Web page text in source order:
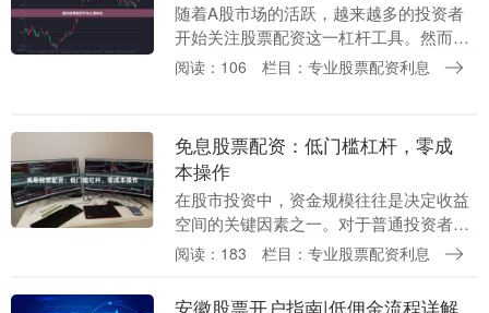
随着A股市场的活跃，越来越多的投资者
开始关注股票配资这一杠杆工具。然而炒
股杠杆配资，面对市场上数量众多的配资
阅读：106 栏目：专业股票配资利息
免息股票配资：低门槛杠杆，零成
本操作
在股市投资中，资金规模往往是决定收益
空间的关键因素之一。对于普通投资者而
言，如何以较小的本金撬动更大的投资机
配资作为一种新兴....
阅读：183 栏目：专业股票配资利息
安徽股票开户指南|低佣金流程详解